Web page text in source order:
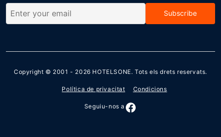
Subscribe
Copyright © 2001 - 2026 HOTELSONE. Tots els drets reservats.
Política de privacitat Condicions
Seguiu-nos a